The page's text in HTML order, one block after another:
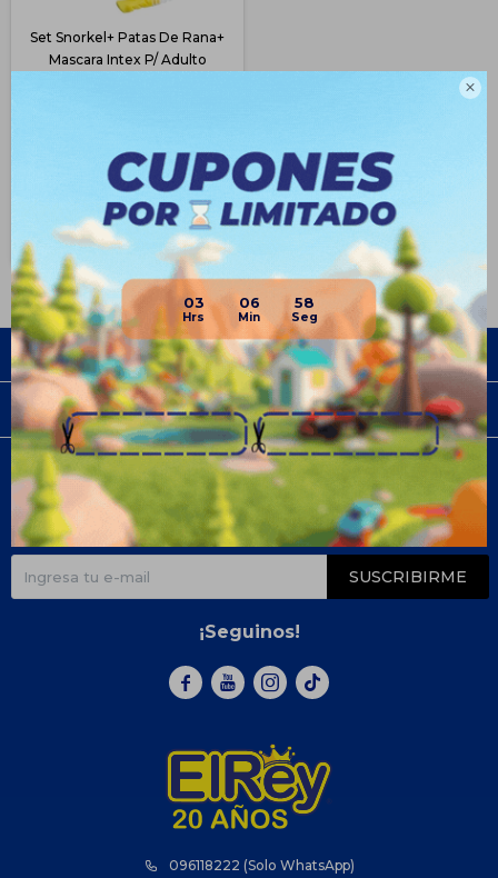

03 06 58
Set Snorkel+ Patas De Rana+
Mascara Intex P/ Adulto
$ 1.120
$ 1.269
$ 1.344
Disponible Envío
096118222 (Solo WhatsApp)
Empresa
Compra
Newsletter
¡Suscribite y recibí todas nuestras novedades!
SUSCRIBIRME
¡Seguinos!
  